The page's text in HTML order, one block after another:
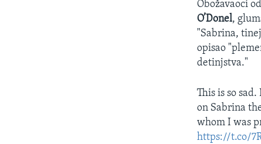
Obožavaoci
O’Donel,
"Sabrina,
opisao
detinjstva."
This is so
on Sabrina
whom I was
https://t.co/